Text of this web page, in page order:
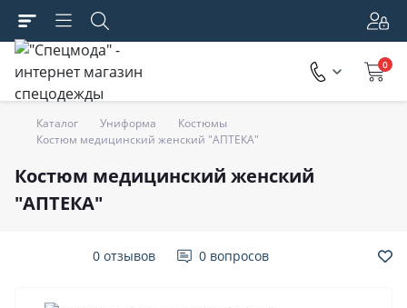
0
Каталог Униформа
Костюмы
Костюм медицинский женский "АПТЕКА"
Костюм медицинский женский
"АПТЕКА"
0 отзывов 0 вопросов